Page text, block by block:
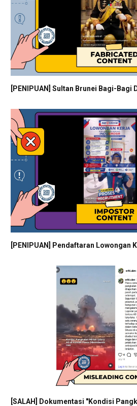
[PENIPUAN] Sultan Brunei Bagi-Bagi
[PENIPUAN] Pendaftaran Lowongan
[SALAH] Dokumentasi "Kondisi